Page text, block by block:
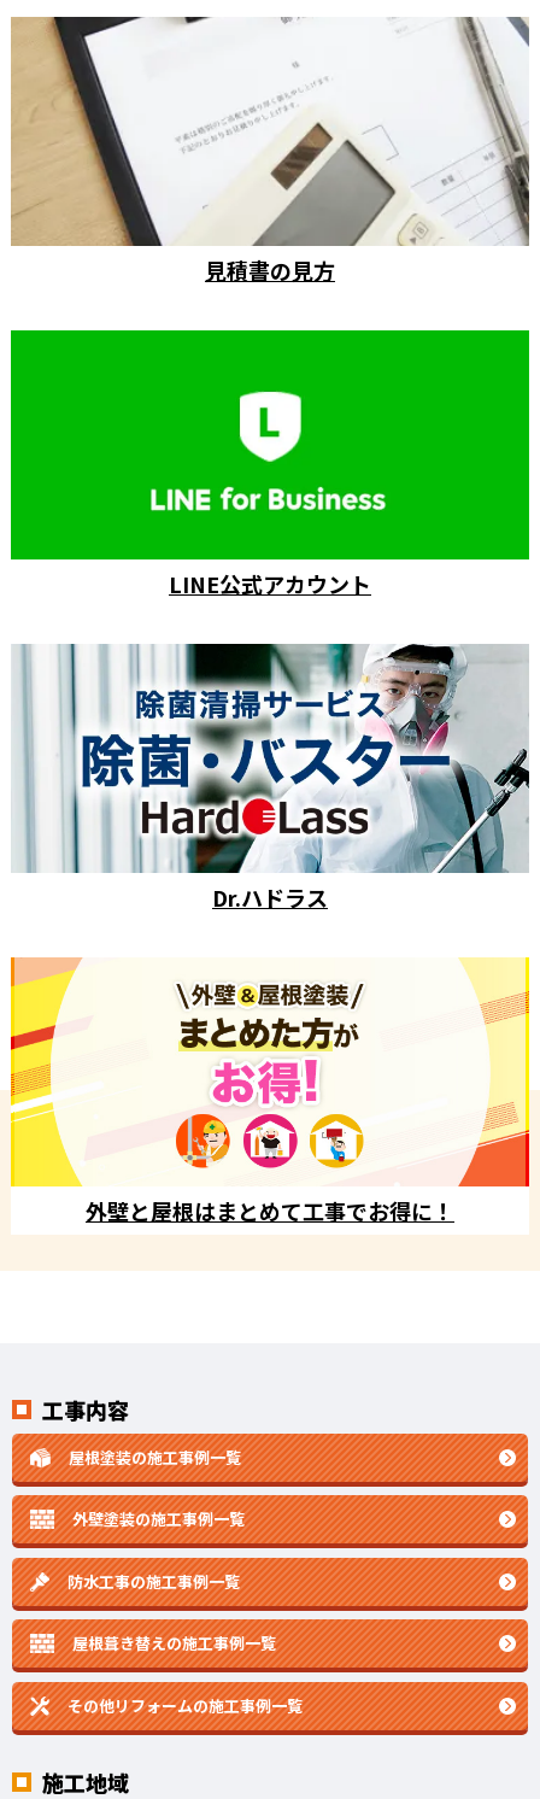
見積書の見方
LINE公式アカウント
Dr.ハドラス
外壁と屋根はまとめて工事でお得に！
工事内容
屋根塗装の施工事例一覧
外壁塗装の施工事例一覧
防水工事の施工事例一覧
屋根葺き替えの施工事例一覧
その他リフォームの施工事例一覧
施工地域